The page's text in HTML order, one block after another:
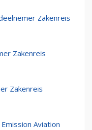
Zakenreis
Zakenreis
Zakenreis
Aviation